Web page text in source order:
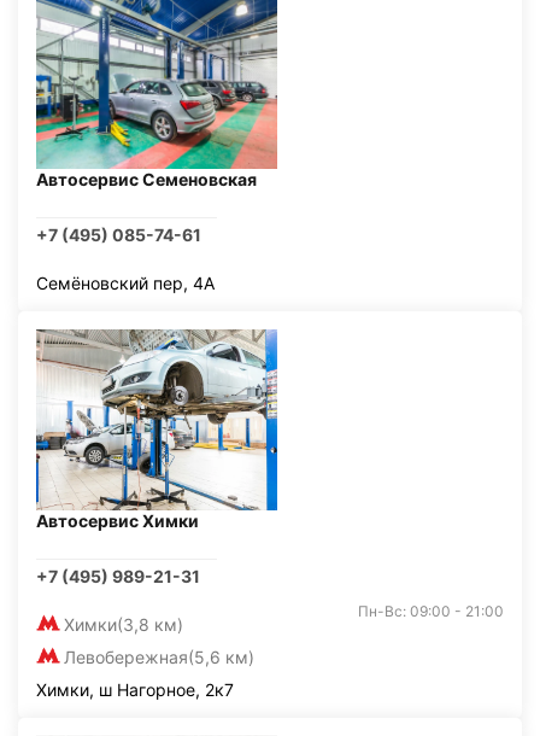
Автосервис Семеновская
+7 (495) 085-74-61
Семёновский пер, 4А
Автосервис Химки
+7 (495) 989-21-31
Химки(3,8 км)
Левобережная(5,6 км)
Пн-Вс: 09:00 - 21:00
Химки, ш Нагорное, 2к7